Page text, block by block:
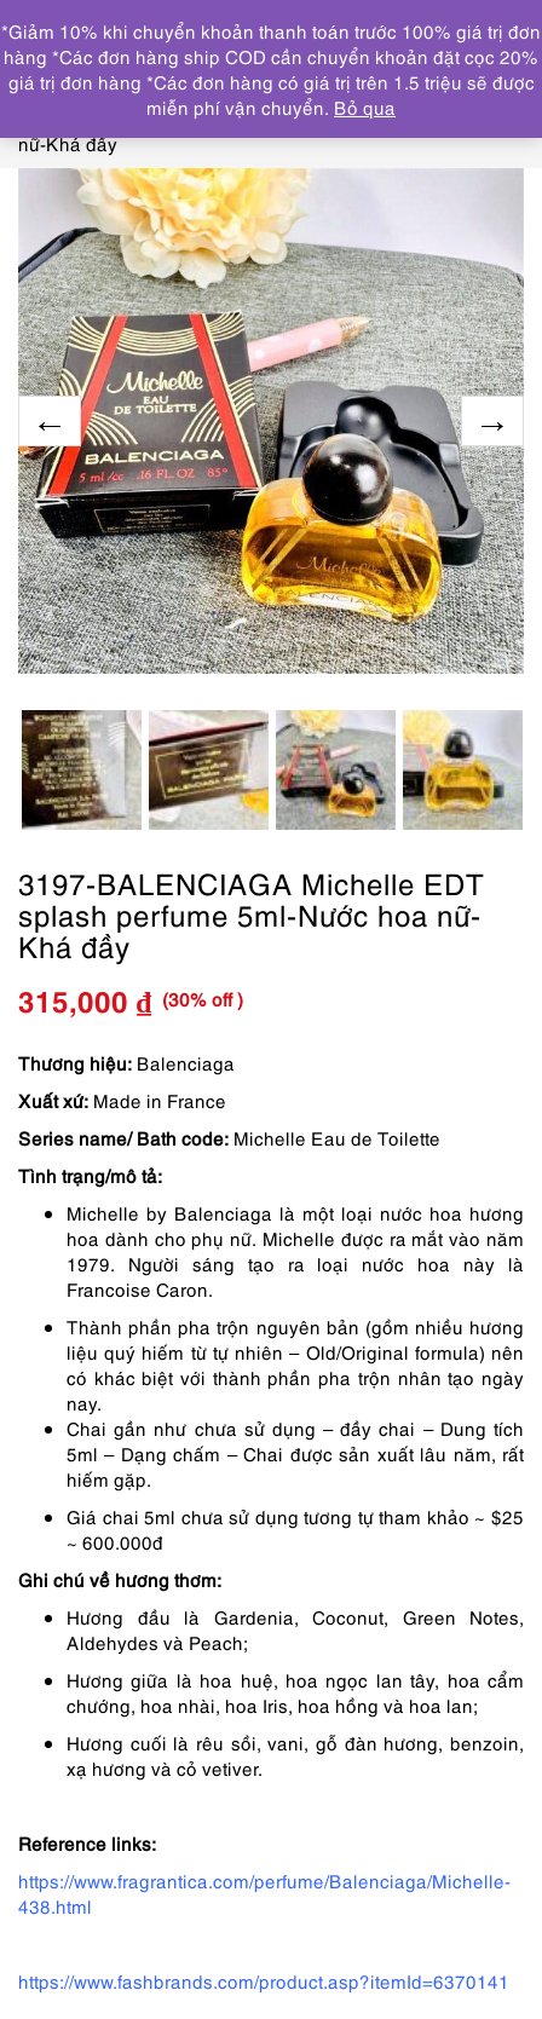
DANH MỤC
Trang chủ NƯỚC HOA CHAI NHỎ/MINI(≤ 15ml)
3197-
BALENCIAGA Michelle EDT splash perfume 5ml-Nước hoa
nữ-Khá đầy
3197-BALENCIAGA Michelle EDT
splash perfume 5ml-Nước hoa nữ-
Khá đầy
Giá
gốc
là:
450,000 ₫.
315,000 ₫
Giá
hiện
tại
là:
315,000 ₫.
(30% off )
Thương hiệu: Balenciaga
Xuất xứ: Made in France
Series name/ Bath code: Michelle Eau de Toilette
Tình trạng/mô tả:
Michelle by Balenciaga là một loại nước hoa hương
hoa dành cho phụ nữ. Michelle được ra mắt vào năm
1979. Người sáng tạo ra loại nước hoa này là
Francoise Caron.
Thành phần pha trộn nguyên bản (gồm nhiều hương
liệu quý hiếm từ tự nhiên – Old/Original formula) nên
có khác biệt với thành phần pha trộn nhân tạo ngày
nay.
Chai gần như chưa sử dụng – đầy chai – Dung tích
5ml – Dạng chấm – Chai được sản xuất lâu năm, rất
hiếm gặp.
Giá chai 5ml chưa sử dụng tương tự tham khảo ~ $25
~ 600.000đ
Ghi chú về hương thơm:
Hương đầu là Gardenia, Coconut, Green Notes,
Aldehydes và Peach;
Hương giữa là hoa huệ, hoa ngọc lan tây, hoa cẩm
chướng, hoa nhài, hoa Iris, hoa hồng và hoa lan;
Hương cuối là rêu sồi, vani, gỗ đàn hương, benzoin,
xạ hương và cỏ vetiver.
Reference links:
https://www.fragrantica.com/perfume/Balenciaga/Michelle-
438.html
https://www.fashbrands.com/product.asp?itemId=6370141
*Giảm 10% khi chuyển khoản thanh toán trước 100% giá trị đơn
hàng *Các đơn hàng ship COD cần chuyển khoản đặt cọc 20%
giá trị đơn hàng *Các đơn hàng có giá trị trên 1.5 triệu sẽ được
miễn phí vận chuyển. Bỏ qua